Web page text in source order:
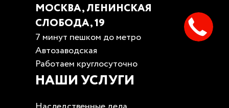
МОСКВА, ЛЕНИНСКАЯ
СЛОБОДА, 19
7 минут пешком до метро
Автозаводская
Работаем круглосуточно
НАШИ УСЛУГИ